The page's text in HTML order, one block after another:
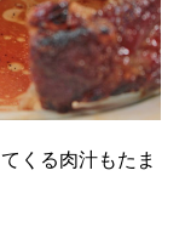
くる肉汁もたま